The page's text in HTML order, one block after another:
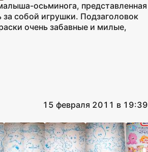
осьминога, представленная
за собой игрушки. Подзаголовок
очень забавные и милые,
15 февраля 2011 в 19:39